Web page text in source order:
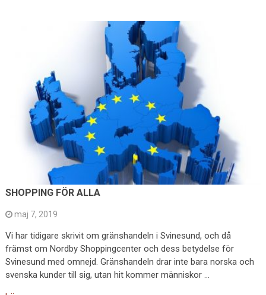
SHOPPING FÖR ALLA
maj 7, 2019
Vi har tidigare skrivit om gränshandeln i Svinesund, och då
främst om Nordby Shoppingcenter och dess betydelse för
Svinesund med omnejd. Gränshandeln drar inte bara norska och
svenska kunder till sig, utan hit kommer människor …